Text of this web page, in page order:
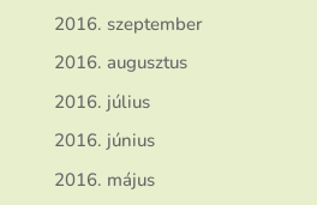
2016. szeptember
2016. augusztus
2016. július
2016. június
2016. május